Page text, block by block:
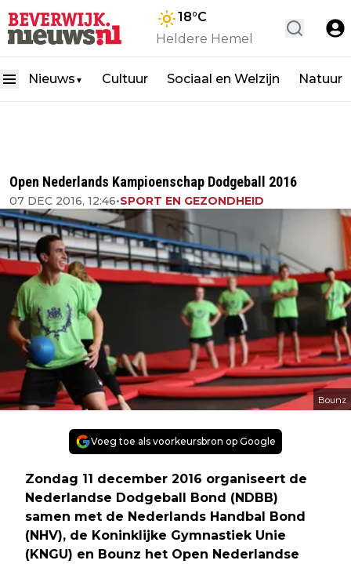
18°C
Heldere Hemel
Nieuws ▼ Cultuur Sociaal en Welzijn Natuur
Open Nederlands Kampioenschap Dodgeball 2016
07 DEC 2016, 12:46•SPORT EN GEZONDHEID
Bounz
Voeg toe als voorkeursbron op Google
Zondag 11 december 2016 organiseert de
Nederlandse Dodgeball Bond (NDBB)
samen met de Nederlands Handbal Bond
(NHV), de Koninklijke Gymnastiek Unie
(KNGU) en Bounz het Open Nederlandse